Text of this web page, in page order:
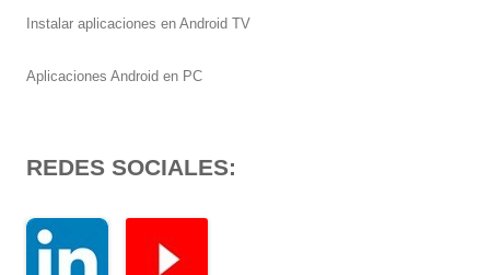
Instalar aplicaciones en Android TV
Aplicaciones Android en PC
REDES SOCIALES: